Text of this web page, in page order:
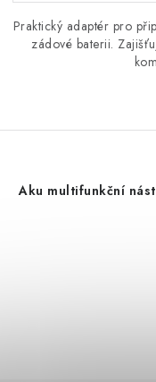
Praktický adaptér pro
zádové baterii.
Aku multifunkční